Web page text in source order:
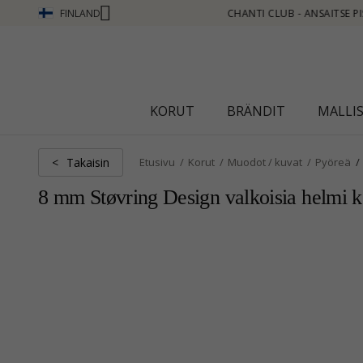
FINLAND
KATSO LISÄÄ - NAPSAUTA TÄSTÄ
KORUT BRÄNDIT
< Takaisin Etusivu Korut Muodot / kuvat Pyöreä
8 mm Støvring Design valkoisia helmi